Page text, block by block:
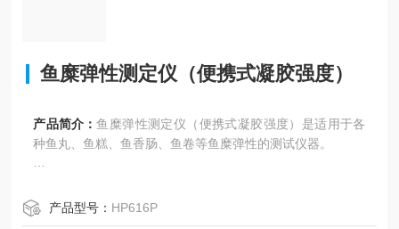
鱼糜弹性测定仪（便携式凝胶强度）
产品简介：鱼糜弹性测定仪（便携式凝胶强度）是适用于各
种鱼丸、鱼糕、鱼香肠、鱼卷等鱼糜弹性的测试仪器。
擂溃，成粘稠的鱼肉糊再成型后加热，变成具有弹性的凝胶
体， 鱼糜弹性对一定形状和尺寸鱼糜制品的进行抗拉伸、抗
产品型号： HP616P